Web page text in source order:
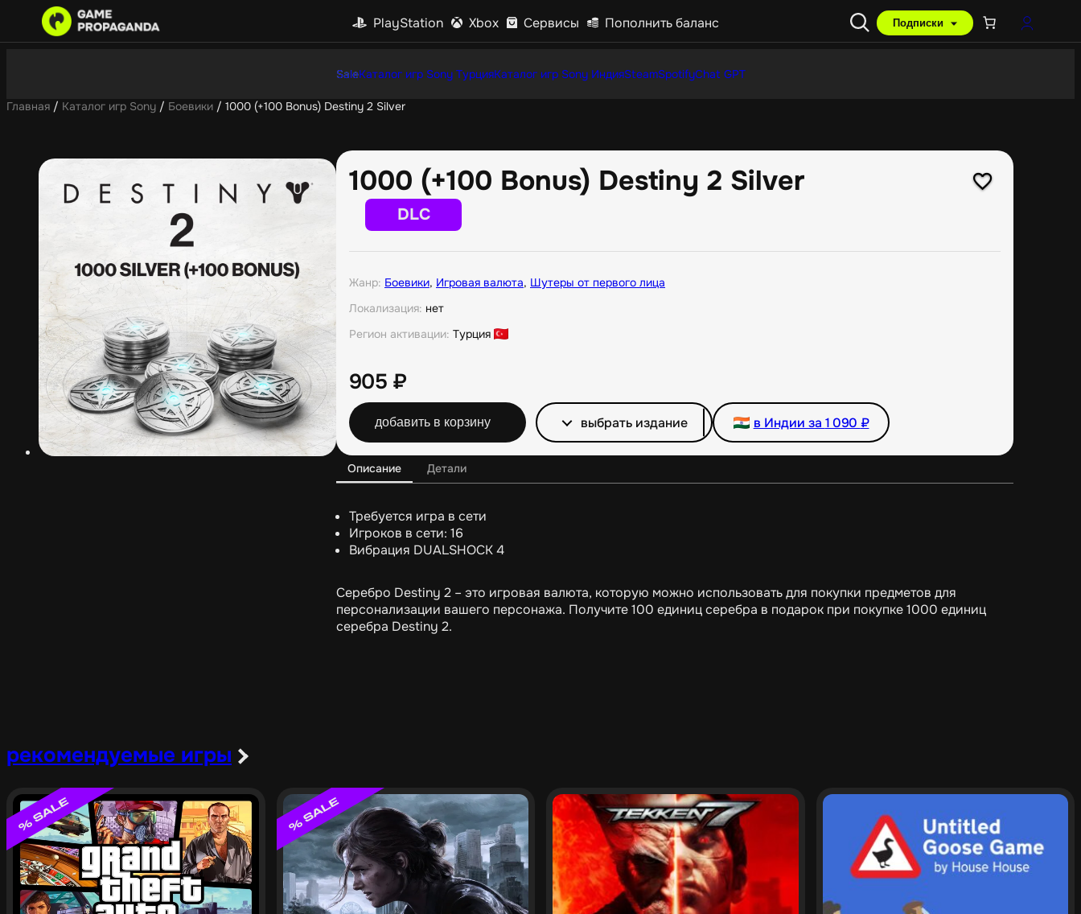
PlayStation Xbox Сервисы Пополнить баланс Подписки
SaleКаталог игр Sony ТурцияКаталог игр Sony ИндияSteamSpotifyChat GPT
Главная / Каталог игр Sony / Боевики / 1000 (+100 Bonus) Destiny 2 Silver
1000 (+100 Bonus) Destiny 2 Silver
DLC
Жанр: Боевики, Игровая валюта, Шутеры от первого лица
Локализация: нет
Регион активации: Турция
905 ₽
добавить в корзину выбрать издание в Индии за 1 090 ₽
Описание Детали
Требуется игра в сети
Игроков в сети: 16
Вибрация DUALSHOCK 4
Серебро Destiny 2 – это игровая валюта, которую можно использовать для покупки предметов для
персонализации вашего персонажа. Получите 100 единиц серебра в подарок при покупке 1000 единиц
серебра Destiny 2.
рекомендуемые игры